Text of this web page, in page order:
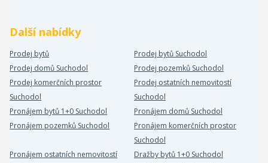
Další nabídky
Prodej bytů
Prodej bytů Suchodol
Prodej domů Suchodol
Prodej pozemků Suchodol
Prodej komerčních prostor
Suchodol
Prodej ostatních nemovitostí
Suchodol
Pronájem bytů 1+0 Suchodol
Pronájem domů Suchodol
Pronájem pozemků Suchodol
Pronájem komerčních prostor
Suchodol
Pronájem ostatních nemovitostí
Dražby bytů 1+0 Suchodol